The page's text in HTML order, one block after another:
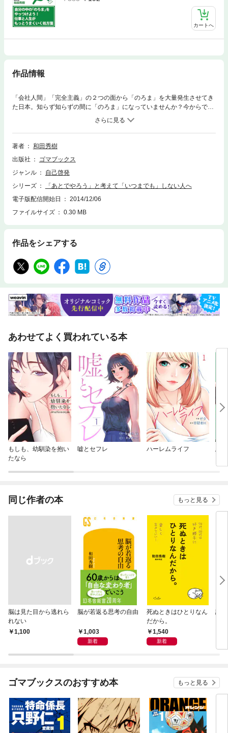
カートへ
作品情報
「会社人間」「完全主義」の２つの面から「のろま」を大量発生させてき
た日本。知らず知らずの間に「のろま」になっていませんか？今からでも
間に合う、誰でも可能な「のろま」克服法を伝授！これで仕事と人生がう
著者
和田秀樹
出版社
ゴマブックス
ジャンル
自己啓発
シリーズ
「あとでやろう」と考えて「いつまでも」しない人へ
電子版配信開始日
2014/12/06
ファイルサイズ
0.30 MB
作品をシェアする
あわせてよく買われている本
もしも、幼馴染を抱い
たなら
嘘とセフレ ハーレムライフ
悪
同じ作者の本 もっと見る
脳は見た目から逃れら
れない
￥1,100
脳が若返る思考の自由
1,003
新着
死ぬときはひとりなん
だから。
1,540
新着
認
ゴマブックスのおすすめ本 もっと見る